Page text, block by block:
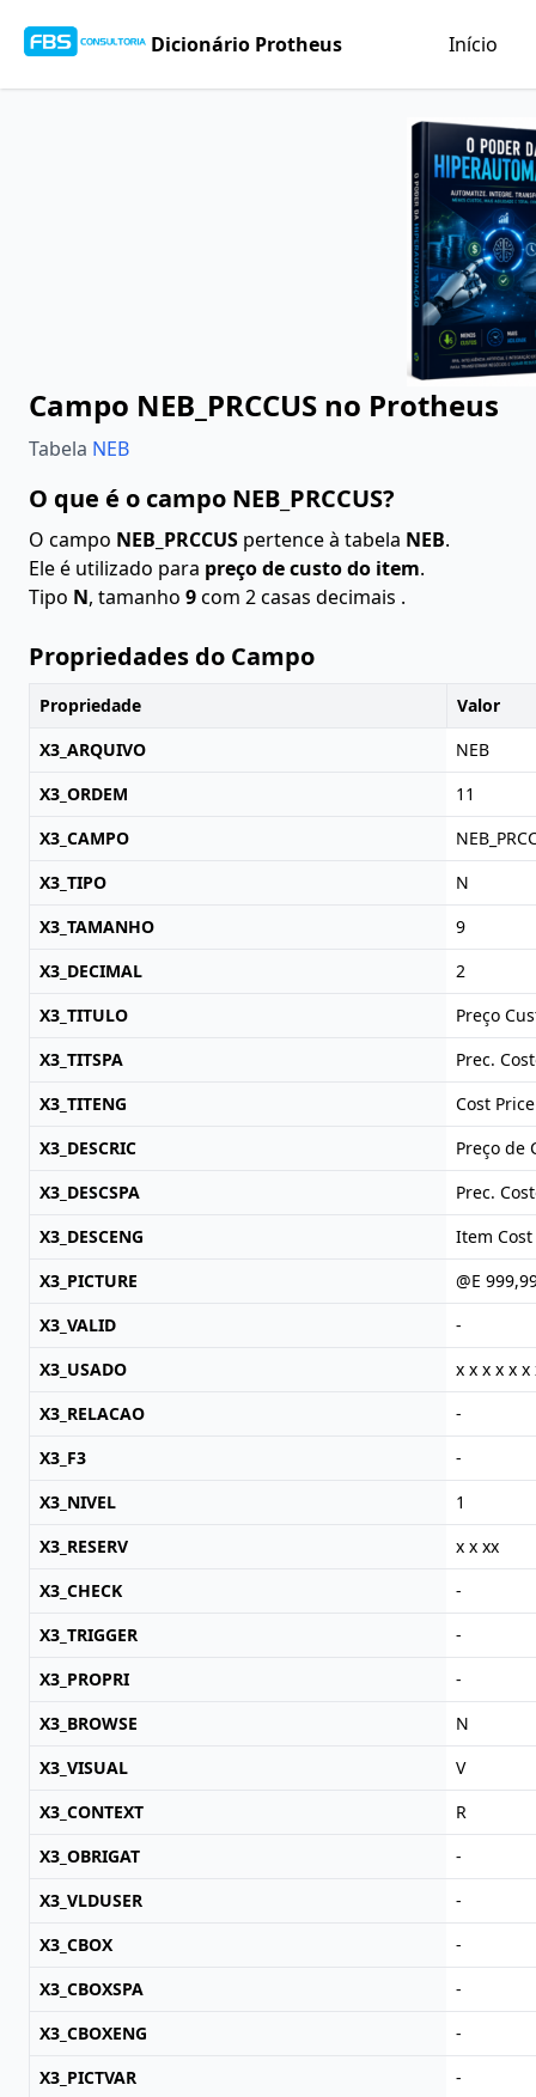
Dicionário Protheus Início
Campo NEB_PRCCUS no Protheus
Tabela NEB
O que é o campo NEB_PRCCUS?
O campo NEB_PRCCUS pertence à tabela NEB.
Ele é utilizado para preço de custo do item.
Tipo N, tamanho 9com 2 casas decimais .
Propriedades do Campo
Propriedade
Valor
X3_ARQUIVO
NEB
X3_ORDEM
11
X3_CAMPO
X3_TIPO
N
X3_TAMANHO
9
X3_DECIMAL
2
X3_TITULO
Preço
X3_TITSPA
Prec.
X3_TITENG
Cost Price
X3_DESCRIC
Preço de
X3_DESCSPA
Prec.
X3_DESCENG
Item Cost
X3_PICTURE
@E
X3_VALID
-
X3_USADO
x x x x x x
X3_RELACAO
-
X3_F3
-
X3_NIVEL
1
X3_RESERV
x x xx
X3_CHECK
-
X3_TRIGGER
-
X3_PROPRI
-
X3_BROWSE
N
X3_VISUAL
V
X3_CONTEXT
R
X3_OBRIGAT
-
X3_VLDUSER
-
X3_CBOX
-
X3_CBOXSPA
-
X3_CBOXENG
-
X3_PICTVAR
-